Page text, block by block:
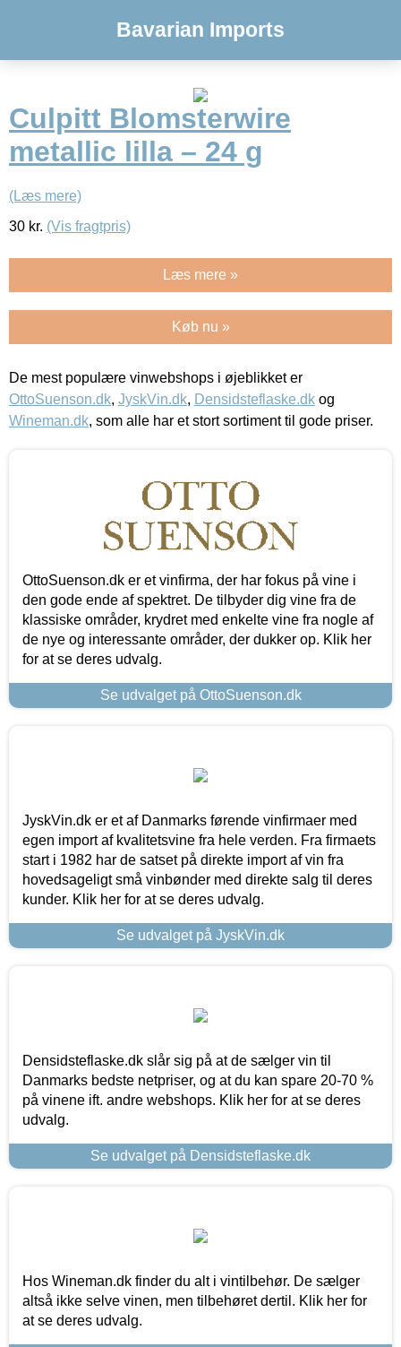
Bavarian Imports
Culpitt Blomsterwire
metallic lilla – 24 g
(Læs mere)
30 kr. (Vis fragtpris)
Læs mere »
Køb nu »
De mest populære vinwebshops i øjeblikket er
OttoSuenson.dk, JyskVin.dk, Densidsteflaske.dk og
Wineman.dk, som alle har et stort sortiment til gode priser.
OttoSuenson.dk er et vinfirma, der har fokus på vine i
den gode ende af spektret. De tilbyder dig vine fra de
klassiske områder, krydret med enkelte vine fra nogle af
de nye og interessante områder, der dukker op. Klik her
for at se deres udvalg.
Se udvalget på OttoSuenson.dk
JyskVin.dk er et af Danmarks førende vinfirmaer med
egen import af kvalitetsvine fra hele verden. Fra firmaets
start i 1982 har de satset på direkte import af vin fra
hovedsageligt små vinbønder med direkte salg til deres
kunder. Klik her for at se deres udvalg.
Se udvalget på JyskVin.dk
Densidsteflaske.dk slår sig på at de sælger vin til
Danmarks bedste netpriser, og at du kan spare 20-70 %
på vinene ift. andre webshops. Klik her for at se deres
udvalg.
Se udvalget på Densidsteflaske.dk
Hos Wineman.dk finder du alt i vintilbehør. De sælger
altså ikke selve vinen, men tilbehøret dertil. Klik her for
at se deres udvalg.